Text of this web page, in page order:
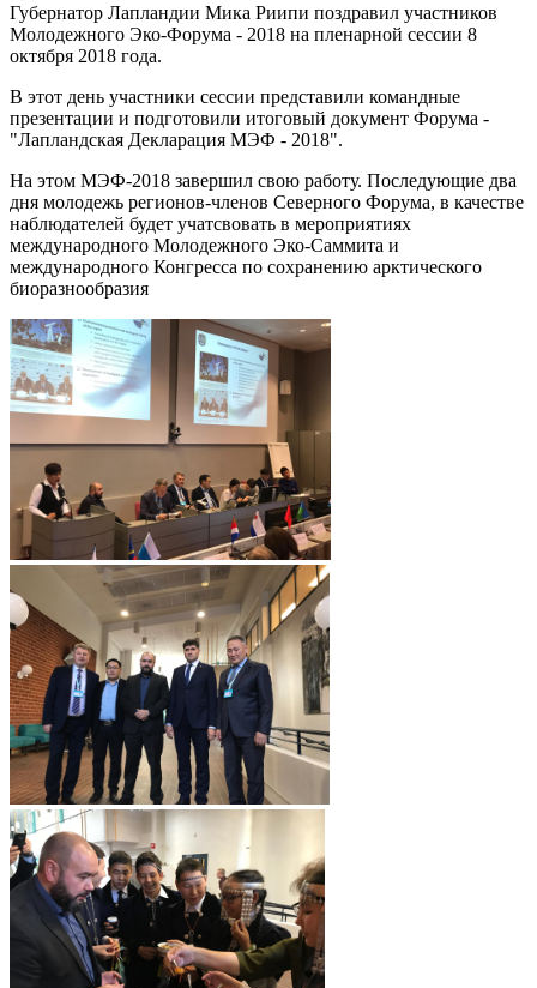
Губернатор Лапландии Мика Риипи поздравил участников
Молодежного Эко-Форума - 2018 на пленарной сессии 8
октября 2018 года.
В этот день участники сессии представили командные
презентации и подготовили итоговый документ Форума -
"Лапландская Декларация МЭФ - 2018".
На этом МЭФ-2018 завершил свою работу. Последующие два
дня молодежь регионов-членов Северного Форума, в качестве
наблюдателей будет учатсвовать в мероприятиях
международного Молодежного Эко-Саммита и
международного Конгресса по сохранению арктического
биоразнообразия